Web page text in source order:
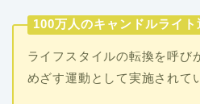
100万人のキャンドルライト
ライフスタイルの転換を呼び
めざす運動として実施されて